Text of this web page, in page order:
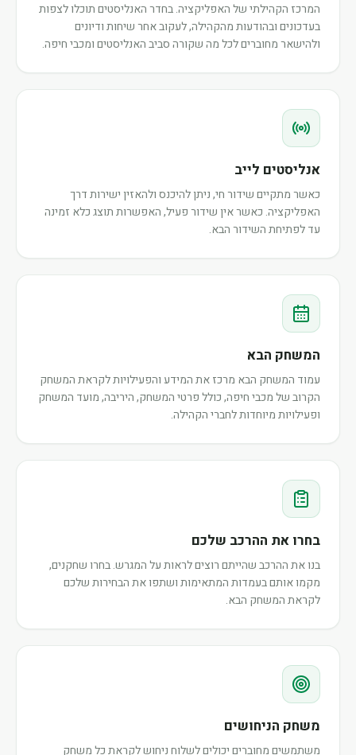
המרכז הקהילתי של האפליקציה. בחדר האנליסטים תוכלו לצפות
בעדכונים ובהודעות מהקהילה, לעקוב אחר שיחות ודיונים
ולהישאר מחוברים לכל מה שקורה סביב האנליסטים ומכבי חיפה.
אנליסטים לייב
כאשר מתקיים שידור חי, ניתן להיכנס ולהאזין ישירות דרך
האפליקציה. כאשר אין שידור פעיל, האפשרות תוצג כלא זמינה
עד לפתיחת השידור הבא.
המשחק הבא
עמוד המשחק הבא מרכז את המידע והפעילויות לקראת המשחק
הקרוב של מכבי חיפה, כולל פרטי המשחק, היריבה, מועד המשחק
ופעילויות מיוחדות לחברי הקהילה.
בחרו את ההרכב שלכם
בנו את ההרכב שהייתם רוצים לראות על המגרש. בחרו שחקנים,
מקמו אותם בעמדות המתאימות ושתפו את הבחירות שלכם
לקראת המשחק הבא.
משחק הניחושים
משתמשים מחוברים יכולים לשלוח ניחוש לקראת כל משחק